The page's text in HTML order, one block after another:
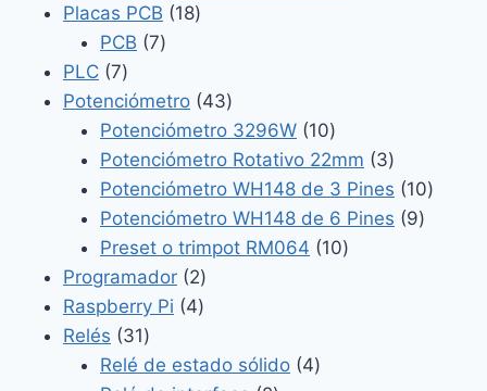
Placas PCB 1818
PCB 77
PLC 77
productos
Potenciómetro 4343
productos
Potenciómetro 3296W 1010
productos
Potenciómetro Rotativo 22mm 33
productos
Potenciómetro WH148 de 3 Pines 1010
Potenciómetro WH148 de 6 Pines 99
Preset o trimpot RM064 1010
Programador 22
productos
Raspberry Pi 44
Relés 3131
productos
Relé de estado sólido 44